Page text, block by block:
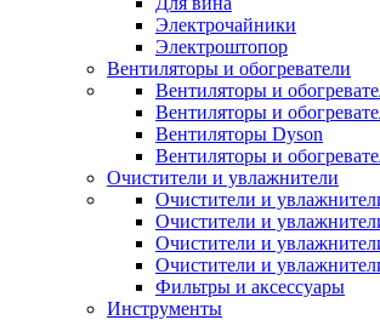
Электрочайники
Электроштопор
Вентиляторы и обогреватели
Вентиляторы и
Вентиляторы и
Вентиляторы Dyson
Вентиляторы и
Очистители и увлажнители
Очистители и
Очистители и
Очистители и
Очистители и
Фильтры и аксессуары
Инструменты